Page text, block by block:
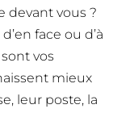
devant vous ?
face ou d’à
vos
mieux
leur poste, la